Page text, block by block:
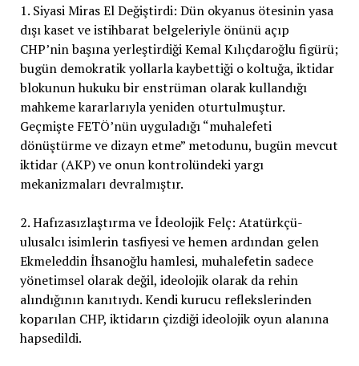
1. Siyasi Miras El Değiştirdi: Dün okyanus ötesinin yasa
dışı kaset ve istihbarat belgeleriyle önünü açıp
CHP’nin başına yerleştirdiği Kemal Kılıçdaroğlu figürü;
bugün demokratik yollarla kaybettiği o koltuğa, iktidar
blokunun hukuku bir enstrüman olarak kullandığı
mahkeme kararlarıyla yeniden oturtulmuştur.
Geçmişte FETÖ’nün uyguladığı “muhalefeti
dönüştürme ve dizayn etme” metodunu, bugün mevcut
iktidar (AKP) ve onun kontrolündeki yargı
mekanizmaları devralmıştır.
2. Hafızasızlaştırma ve İdeolojik Felç: Atatürkçü-
ulusalcı isimlerin tasfiyesi ve hemen ardından gelen
Ekmeleddin İhsanoğlu hamlesi, muhalefetin sadece
yönetimsel olarak değil, ideolojik olarak da rehin
alındığının kanıtıydı. Kendi kurucu reflekslerinden
koparılan CHP, iktidarın çizdiği ideolojik oyun alanına
hapsedildi.